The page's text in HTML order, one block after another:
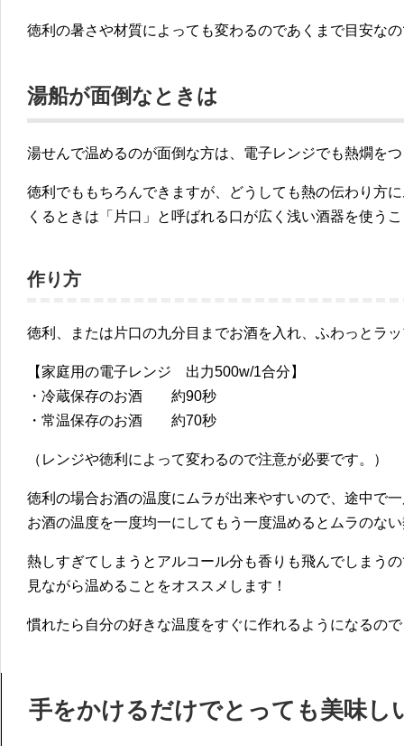
徳利の暑さや材質によっても変わるのであくまで目安な
湯船が面倒なときは
湯せんで温めるのが面倒な方は、電子レンジでも熱燗を
徳利でももちろんできますが、どうしても熱の伝わり方
くるときは「片口」と呼ばれる口が広く浅い酒器を使う
作り方
徳利、または片口の九分目までお酒を入れ、ふわっとラ
【家庭用の電子レンジ 出力500w/1合分】
・冷蔵保存のお酒 約90秒
・常温保存のお酒 約70秒
（レンジや徳利によって変わるので注意が必要です。）
徳利の場合お酒の温度にムラが出来やすいので、途中で
お酒の温度を一度均一にしてもう一度温めるとムラのな
熱しすぎてしまうとアルコール分も香りも飛んでしまう
見ながら温めることをオススメします！
慣れたら自分の好きな温度をすぐに作れるようになるの
手をかけるだけでとっても美味し